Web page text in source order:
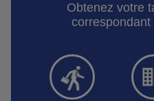
Obtenez votre